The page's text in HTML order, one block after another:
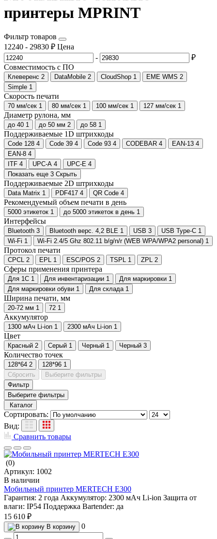
принтеры MPRINT
Фильтр товаров
12240 - 29830 ₽ Цена
-
₽
Совместимость с ПО
Клеверенс 2 DataMobile 2 CloudShop 1 EME WMS 2
Simple 1
Скорость печати
70 мм/сек 1 80 мм/сек 1 100 мм/сек 1 127 мм/сек 1
Диаметр рулона, мм
до 40 1 до 50 мм 2 до 58 1
Поддерживаемые 1D штрихкоды
Code 128 4 Code 39 4 Code 93 4 CODEBAR 4 EAN-13 4
EAN-8 4
ITF 4 UPC-A 4 UPC-E 4
Показать еще 3 Скрыть
Поддерживаемые 2D штрихкоды
Data Matrix 1 PDF417 4 QR Code 4
Рекомендуемый объем печати в день
5000 этикеток 1 до 5000 этикеток в день 1
Интерфейсы
Bluetooth 3 Bluetooth верс. 4,2 BLE 1 USB 3 USB Type-C 1
Wi-Fi 1 Wi-Fi 2.4/5 Ghz 802.11 b/g/n/r (WEB WPA/WPA2 personal) 1
Протокол печати
CPCL 2 EPL 1 ESC/POS 2 TSPL 1 ZPL 2
Сферы применения принтера
Для 1С 1 Для инвентаризации 1 Для маркировки 1
Для маркировки обуви 1 Для склада 1
Ширина печати, мм
20-72 мм 1 72 1
Аккумулятор
1300 мАч Li-ion 1 2300 мАч Li-ion 1
Цвет
Красный 2 Серый 1 Черный 1 Черный 3
Количество точек
128*64 2 128*96 1
Сбросить
Выберите фильтры
Фильтр
Выберите фильтры
Каталог
Сортировать:
Вид:
Сравнить товары
(0)
Артикул: 1002
В наличии
Мобильный принтер MERTECH E300
Гарантия: 2 года Аккумулятор: 2300 мАч Li-ion Защита от
влаги: IP54 Поддержка Bartender: да
15 610 ₽
В корзину 0